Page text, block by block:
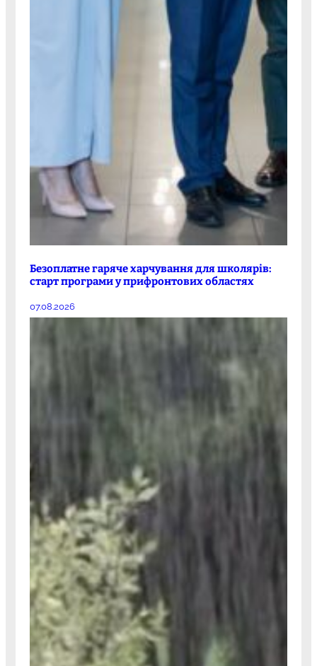
Безоплатне гаряче харчування для школярів:
старт програми у прифронтових областях
07.08.2026